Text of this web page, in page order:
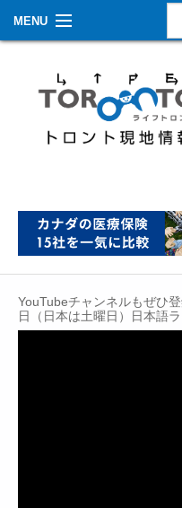
MENU
生活情報
その他
イベントカレンダー
Contact
YouTubeチャンネルもぜひ
日（日本は土曜日）日本語